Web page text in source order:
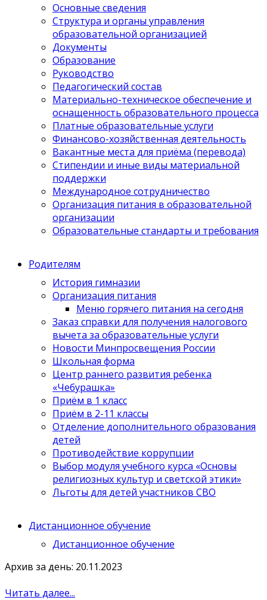
Основные сведения
Структура и органы управления
образовательной организацией
Документы
Образование
Руководство
Педагогический состав
Материально-техническое обеспечение и
оснащенность образовательного процесса
Платные образовательные услуги
Финансово-хозяйственная деятельность
Вакантные места для приёма (перевода)
Стипендии и иные виды материальной
поддержки
Международное сотрудничество
Организация питания в образовательной
организации
Образовательные стандарты и требования
Родителям
История гимназии
Организация питания
Меню горячего питания на сегодня
Заказ справки для получения налогового
вычета за образовательные услуги
Новости Минпросвещения России
Школьная форма
Центр раннего развития ребенка
«Чебурашка»
Приём в 1 класс
Приём в 2-11 классы
Отделение дополнительного образования
детей
Противодействие коррупции
Выбор модуля учебного курса «Основы
религиозных культур и светской этики»
Льготы для детей участников СВО
Дистанционное обучение
Дистанционное обучение
Архив за день: 20.11.2023
Читать далее...